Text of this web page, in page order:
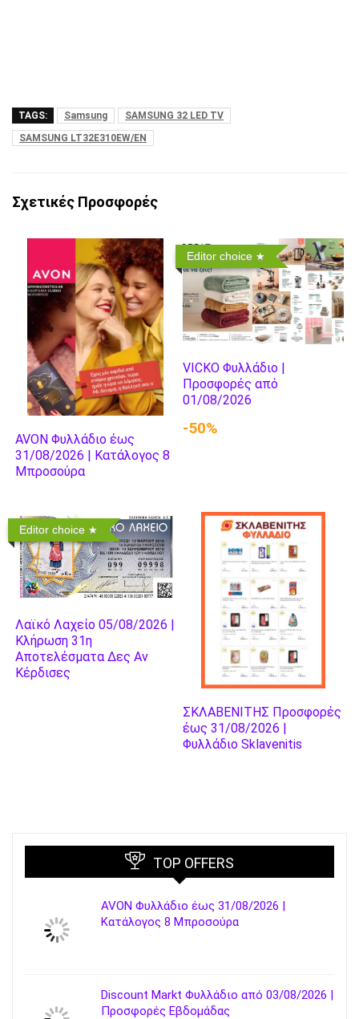
TAGS: Samsung
SAMSUNG 32 LED TV
SAMSUNG LT32E310EW/EN
Σχετικές Προσφορές
AVON Φυλλάδιο έως
31/08/2026 | Κατάλογος 8
Μπροσούρα
Editor choice
VICKO Φυλλάδιο |
Προσφορές από
01/08/2026
-50%
Editor choice
Λαϊκό Λαχείο 05/08/2026 |
Κλήρωση 31η
Αποτελέσματα Δες Αν
Κέρδισες
ΣΚΛΑΒΕΝΙΤΗΣ Προσφορές
έως 31/08/2026 |
Φυλλάδιο Sklavenitis
TOP OFFERS
AVON Φυλλάδιο έως 31/08/2026 |
Κατάλογος 8 Μπροσούρα
Discount Markt Φυλλάδιο από 03/08/2026 |
Προσφορές Εβδομάδας